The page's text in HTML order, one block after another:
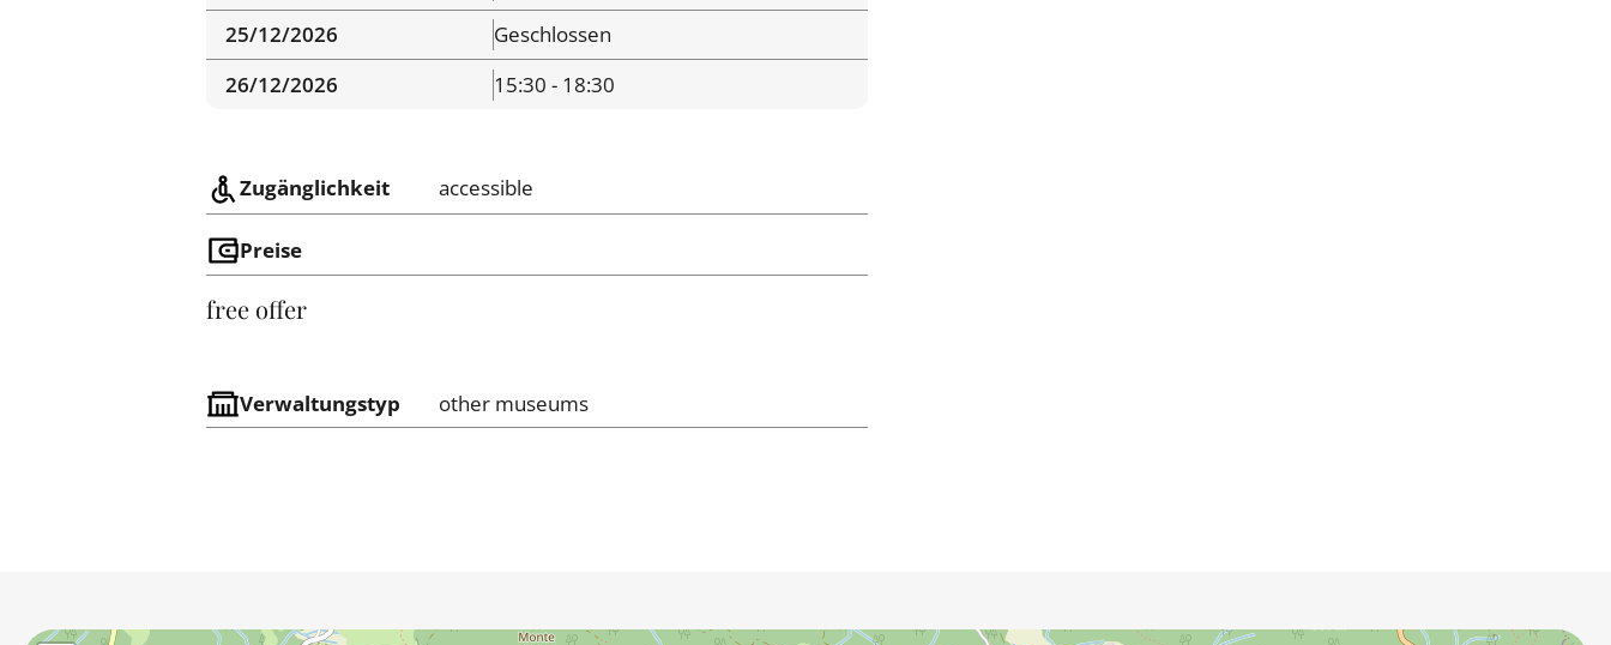
25/12/2026
Geschlossen
26/12/2026
15:30 - 18:30
Zugänglichkeit accessible
Preise
free offer
Verwaltungstyp other museums